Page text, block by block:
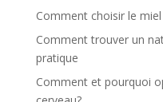
Comment choisir le
Comment trouver un
pratique
Comment et pourquoi